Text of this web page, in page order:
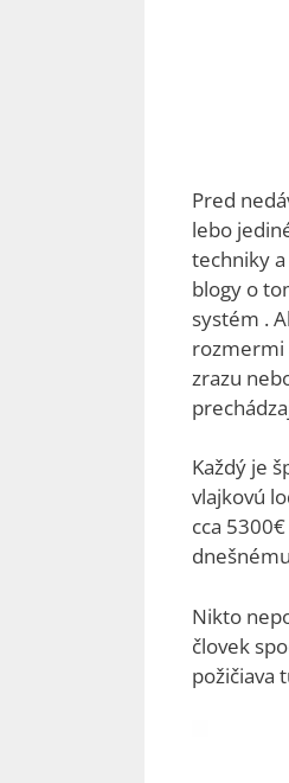
Pred
lebo
techniky
blogy o
systém .
rozmermi
zrazu
Každý je
vlajkovú
cca
Nikto
človek
požičiava